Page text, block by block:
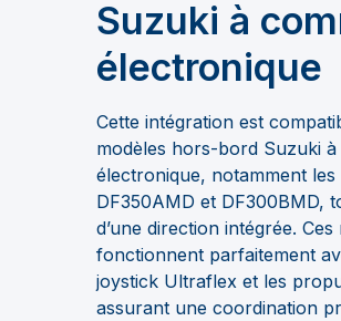
Suzuki à
électronique
Cette intégration est
modèles hors-bord Suzuki à
électronique, notamment les
DF350AMD et DF300BMD,
d’une direction intégrée.
fonctionnent parfaitement
joystick Ultraflex et les
assurant une coordination